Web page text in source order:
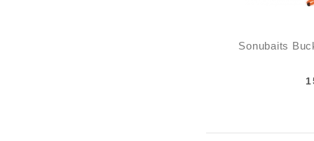
Sonubaits